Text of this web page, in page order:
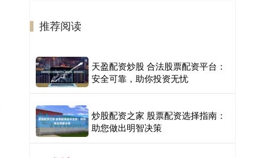
推荐阅读
天盈配资炒股 合法股票配资平台：
安全可靠，助你投资无忧
炒股配资之家 股票配资选择指南：
助您做出明智决策